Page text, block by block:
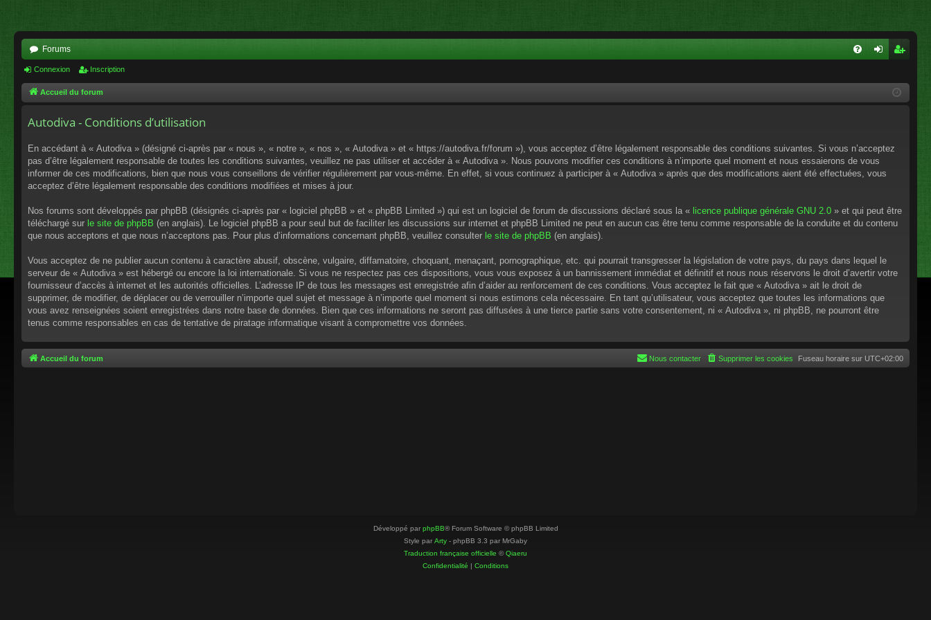
Forums
cri
Connexion Inscription
Accueil du forum
Autodiva - Conditions d’utilisation
En accédant à « Autodiva » (désigné ci-après par « nous », « notre », « nos », « Autodiva » et « https://autodiva.fr/forum »), vous acceptez d’être légalement responsable des conditions suivantes. Si vous n’acceptez
pas d’être légalement responsable de toutes les conditions suivantes, veuillez ne pas utiliser et accéder à « Autodiva ». Nous pouvons modifier ces conditions à n’importe quel moment et nous essaierons de vous
informer de ces modifications, bien que nous vous conseillons de vérifier régulièrement par vous-même. En effet, si vous continuez à participer à « Autodiva » après que des modifications aient été effectuées, vous
acceptez d’être légalement responsable des conditions modifiées et mises à jour.
Nos forums sont développés par phpBB (désignés ci-après par « logiciel phpBB » et « phpBB Limited ») qui est un logiciel de forum de discussions déclaré sous la « licence publique générale GNU 2.0 » et qui peut être
téléchargé sur le site de phpBB (en anglais). Le logiciel phpBB a pour seul but de faciliter les discussions sur internet et phpBB Limited ne peut en aucun cas être tenu comme responsable de la conduite et du contenu
que nous acceptons et que nous n’acceptons pas. Pour plus d’informations concernant phpBB, veuillez consulter le site de phpBB (en anglais).
Vous acceptez de ne publier aucun contenu à caractère abusif, obscène, vulgaire, diffamatoire, choquant, menaçant, pornographique, etc. qui pourrait transgresser la législation de votre pays, du pays dans lequel le
serveur de « Autodiva » est hébergé ou encore la loi internationale. Si vous ne respectez pas ces dispositions, vous vous exposez à un bannissement immédiat et définitif et nous nous réservons le droit d’avertir votre
fournisseur d’accès à internet et les autorités officielles. L’adresse IP de tous les messages est enregistrée afin d’aider au renforcement de ces conditions. Vous acceptez le fait que « Autodiva » ait le droit de
supprimer, de modifier, de déplacer ou de verrouiller n’importe quel sujet et message à n’importe quel moment si nous estimons cela nécessaire. En tant qu’utilisateur, vous acceptez que toutes les informations que
vous avez renseignées soient enregistrées dans notre base de données. Bien que ces informations ne seront pas diffusées à une tierce partie sans votre consentement, ni « Autodiva », ni phpBB, ne pourront être
tenus comme responsables en cas de tentative de piratage informatique visant à compromettre vos données.
Accueil du forum Fuseau horaire sur UTC+02:00
Supprimer les cookies
Nous contacter
Développé par phpBB® Forum Software © phpBB Limited
Style par Arty - phpBB 3.3 par MrGaby
Traduction française officielle ©Qiaeru
Confidentialité | Conditions